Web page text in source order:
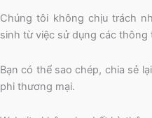
Chúng tôi không chịu trách
sinh từ việc sử dụng các thông
Bạn có thể sao chép, chia sẻ
phi thương mại.